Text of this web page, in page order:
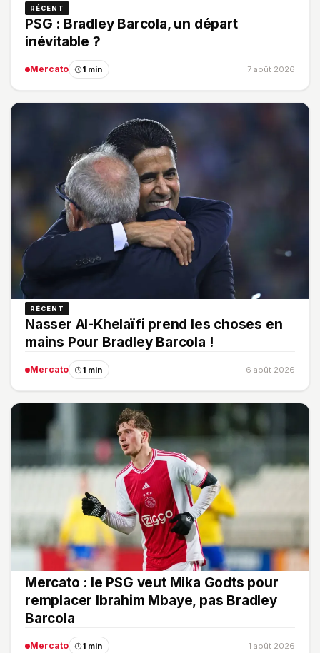
RÉCENT
PSG : Bradley Barcola, un départ
inévitable ?
Mercato 1 min 7 août 2026
RÉCENT
Nasser Al-Khelaïfi prend les choses en
mains Pour Bradley Barcola !
Mercato 1 min 6 août 2026
Mercato : le PSG veut Mika Godts pour
remplacer Ibrahim Mbaye, pas Bradley
Barcola
Mercato 1 min 1 août 2026